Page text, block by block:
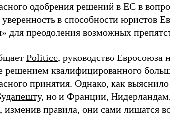
одобрения решений в ЕС в
в способности юристов
для преодоления возможных
Politico, руководство Евросоюза
решением квалифицированного
принятия. Однако, как
, но и Франции,
правила, они сами лишатся